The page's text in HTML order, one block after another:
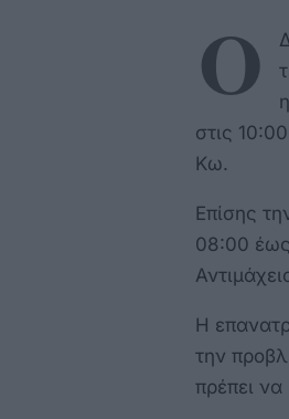
Ο
στις
Κω.
Επίσης
08:00
Η
την
πρέπει